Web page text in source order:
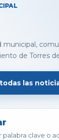
municipal,
de Torres
las
palabra clave o